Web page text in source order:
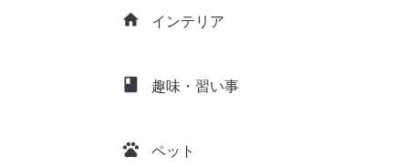
home インテリア
class 趣味・習い事
pets ペット